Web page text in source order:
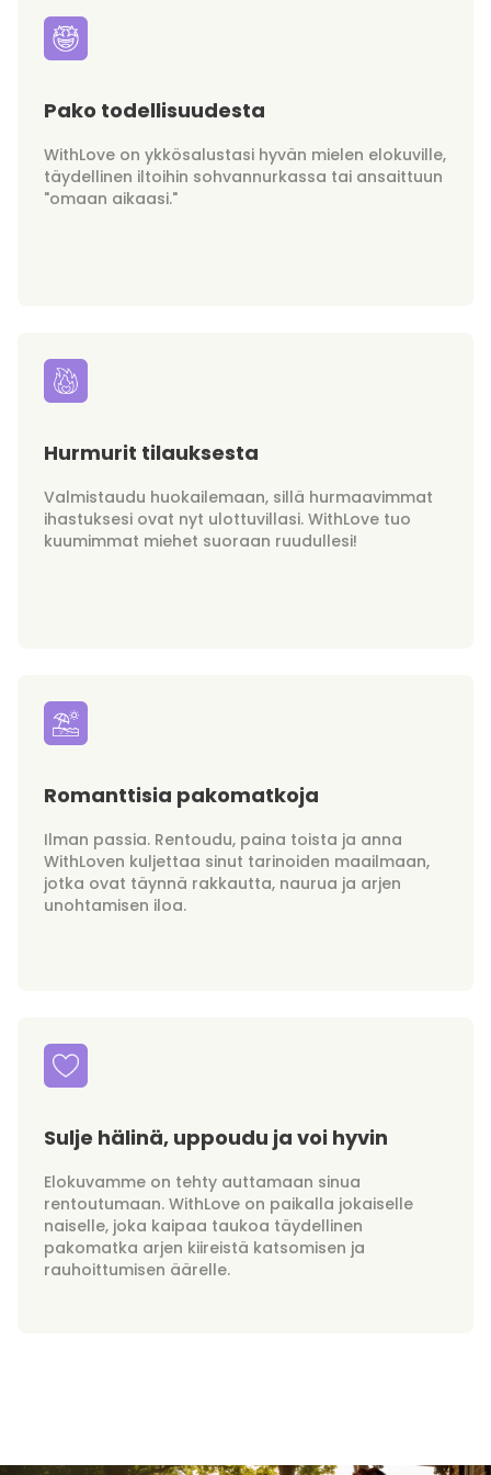
Pako todellisuudesta
WithLove on ykkösalustasi hyvän mielen elokuville,
täydellinen iltoihin sohvannurkassa tai ansaittuun
"omaan aikaasi."
Hurmurit tilauksesta
Valmistaudu huokailemaan, sillä hurmaavimmat
ihastuksesi ovat nyt ulottuvillasi. WithLove tuo
kuumimmat miehet suoraan ruudullesi!
Romanttisia pakomatkoja
Ilman passia. Rentoudu, paina toista ja anna
WithLoven kuljettaa sinut tarinoiden maailmaan,
jotka ovat täynnä rakkautta, naurua ja arjen
unohtamisen iloa.
Sulje hälinä, uppoudu ja voi hyvin
Elokuvamme on tehty auttamaan sinua
rentoutumaan. WithLove on paikalla jokaiselle
naiselle, joka kaipaa taukoa täydellinen
pakomatka arjen kiireistä katsomisen ja
rauhoittumisen äärelle.